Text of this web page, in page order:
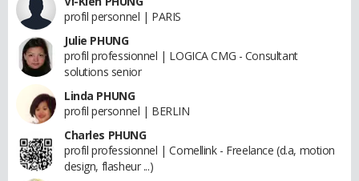
profil personnel | PARIS
Julie PHUNG
profil professionnel | LOGICA CMG - Consultant
solutions senior
Linda PHUNG
profil personnel | BERLIN
Charles PHUNG
profil professionnel | Comellink - Freelance (d.a, motion
design, flasheur ...)